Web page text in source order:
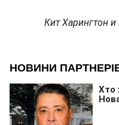
Кит Харингтон